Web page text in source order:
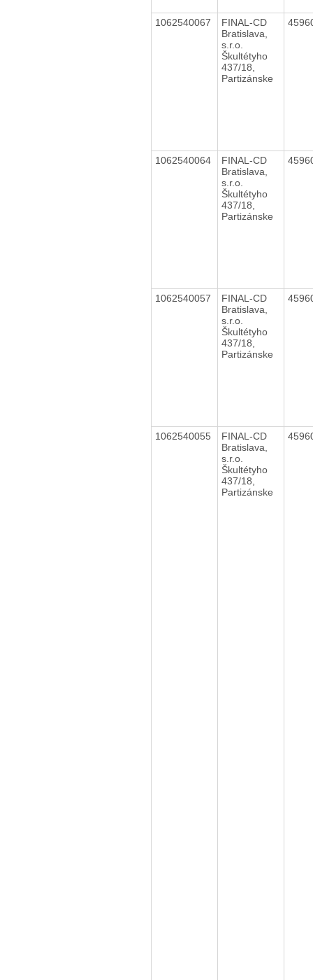
1062540067
FINAL-CD
Bratislava,
s.r.o.
Škultétyho
437/18,
Partizánske
1062540064
FINAL-CD
Bratislava,
s.r.o.
Škultétyho
437/18,
Partizánske
1062540057
FINAL-CD
Bratislava,
s.r.o.
Škultétyho
437/18,
Partizánske
1062540055
FINAL-CD
Bratislava,
s.r.o.
Škultétyho
437/18,
Partizánske